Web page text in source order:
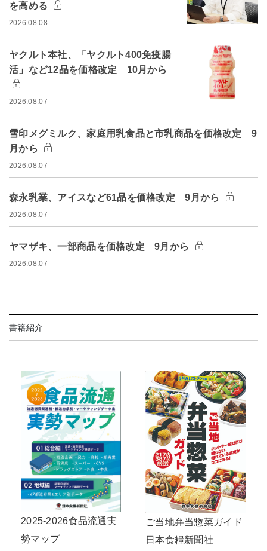
を高める
2026.08.08
ヤクルト本社、「ヤクルト400免疫腸
活」など12品を価格改定 10月から
2026.08.07
雪印メグミルク、家庭用乳食品と市乳商品を価格改定 9
月から
2026.08.07
森永乳業、アイスなど61品を価格改定 9月から
2026.08.07
ヤマザキ、一部商品を価格改定 9月から
2026.08.07
書籍紹介
2025-2026食品流通実
勢マップ
ご当地弁当惣菜ガイド
日本食糧新聞社